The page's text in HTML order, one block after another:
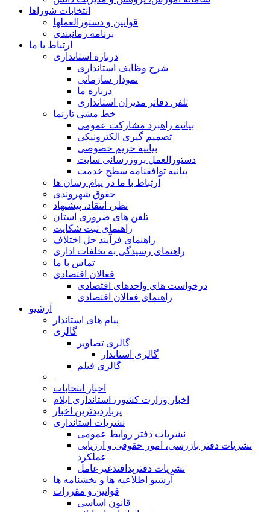
انتخابات شوراها
قوانین و دستورالعملها
برنامه زمانبندی
ارتباط با ما
درباره استانداری
شرح وظایف استانداری
نمودار سازمانی
درباره ما
تلفن دفاتر مدیران استانداری
خط مشی تارنما
بیانیه راهبرد مشارکت عمومی
تصمیم گیری الکترونیکی
بیانیه حریم خصوصی
دستورالعمل بروزرسانی سایت
بیانیه توافقنامه سطح خدمت
ارتباط با ما در پیام رسان ها
حقوق شهروندی
نظر، انتقاد، پیشنهاد
تلفن های ضروری استان
راهنمای ثبت شکایت
راهنمای فرآیند حل اختلاف
راهنمای رسیدگی به تخلفات اداری
تماس با ما
فعالان اقتصادی
درخواست های واحدهای اقتصادی
راهنمای فعالان اقتصادی
آرشیو
پیام های استاندار
گالری
گالری تصاویر
گالری استاندار
گالری فیلم
اخبار انتخابات
اخبار وزارت کشور، استانداری ایلام
پربازدیدترین اخبار
نشریات استانداری
نشریات دفتر روابط عمومی
نشريات دفتر بازرسی، امور حقوقی و ارزيابی
عملکرد
نشريات دفترپدافندغيرعامل
آرشیو اطلاعیه ها و بخشنامه ها
قوانین و مقررات
قانون اساسی